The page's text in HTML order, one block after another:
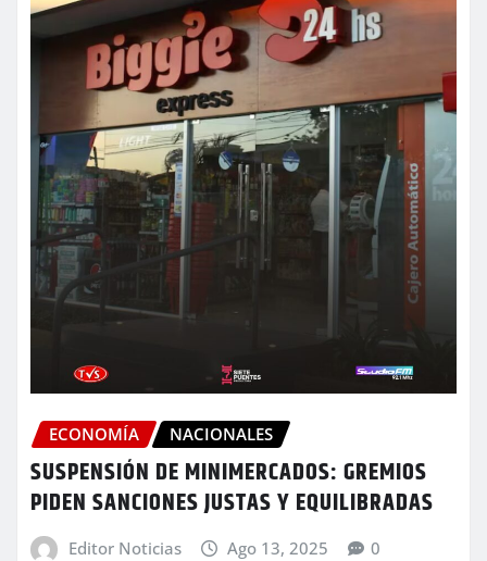
ECONOMÍA NACIONALES
SUSPENSIÓN DE MINIMERCADOS: GREMIOS
PIDEN SANCIONES JUSTAS Y EQUILIBRADAS
Editor Noticias Ago 13, 2025 0